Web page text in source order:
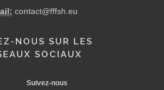
contact@fffsh.eu
NOUS SUR LES
SOCIAUX
Suivez-nous